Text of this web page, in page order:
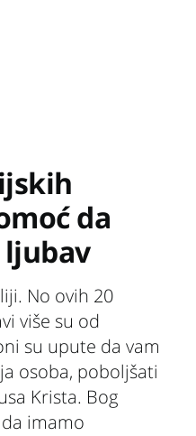
da
No ovih 20
više su od
su upute da vam
osoba, poboljšati
Krista. Bog
imamo